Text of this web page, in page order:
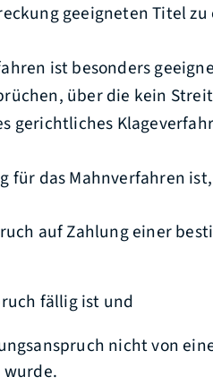
geeigneten Titel
ist besonders
über die kein
gerichtliches
für das Mahnverfahren
auf Zahlung einer
fällig ist und
nicht von